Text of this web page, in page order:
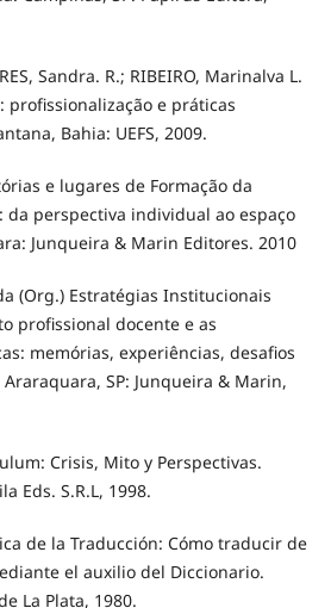
Sandra. R.; RIBEIRO, Marinalva L.
profissionalização e práticas
Bahia: UEFS, 2009.
e lugares de Formação da
perspectiva individual ao espaço
Junqueira & Marin Editores. 2010
(Org.) Estratégias Institucionais
profissional docente e as
memórias, experiências, desafios
SP: Junqueira & Marin,
Crisis, Mito y Perspectivas.
Eds. S.R.L, 1998.
de la Traducción: Cómo traducir de
el auxilio del Diccionario.
La Plata, 1980.